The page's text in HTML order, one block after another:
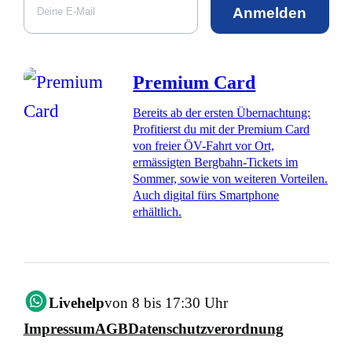
Anmelden
Premium Card
Bereits ab der ersten Übernachtung:
Profitierst du mit der Premium Card
von freier ÖV-Fahrt vor Ort,
ermässigten Bergbahn-Tickets im
Sommer, sowie von weiteren Vorteilen.
Auch digital fürs Smartphone
erhältlich.
Livehelpvon 8 bis 17:30 Uhr
ImpressumAGBDatenschutzverordnung